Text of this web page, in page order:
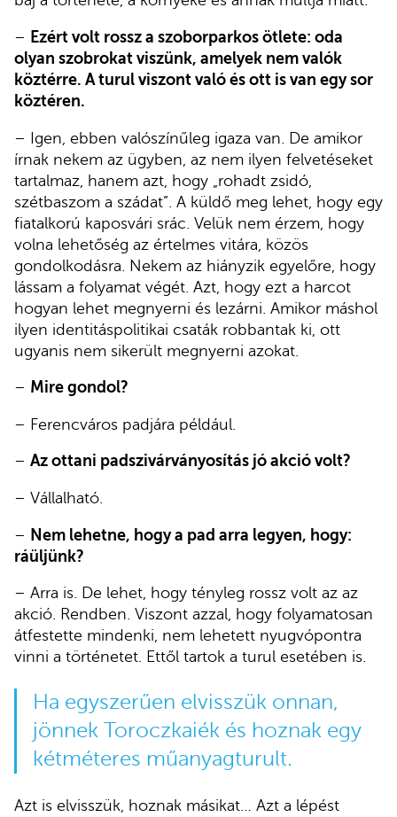
– Ezért volt rossz a szoborparkos ötlete: oda
olyan szobrokat viszünk, amelyek nem valók
köztérre. A turul viszont való és ott is van egy sor
köztéren.
– Igen, ebben valószínűleg igaza van. De amikor
írnak nekem az ügyben, az nem ilyen felvetéseket
tartalmaz, hanem azt, hogy „rohadt zsidó,
szétbaszom a szádat”. A küldő meg lehet, hogy egy
fiatalkorú kaposvári srác. Velük nem érzem, hogy
volna lehetőség az értelmes vitára, közös
gondolkodásra. Nekem az hiányzik egyelőre, hogy
lássam a folyamat végét. Azt, hogy ezt a harcot
hogyan lehet megnyerni és lezárni. Amikor máshol
ilyen identitáspolitikai csaták robbantak ki, ott
ugyanis nem sikerült megnyerni azokat.
– Mire gondol?
– Ferencváros padjára például.
– Az ottani padszivárványosítás jó akció volt?
– Vállalható.
– Nem lehetne, hogy a pad arra legyen, hogy:
ráüljünk?
– Arra is. De lehet, hogy tényleg rossz volt az az
akció. Rendben. Viszont azzal, hogy folyamatosan
átfestette mindenki, nem lehetett nyugvópontra
vinni a történetet. Ettől tartok a turul esetében is.
Ha egyszerűen elvisszük onnan,
jönnek Toroczkaiék és hoznak egy
kétméteres műanyagturult.
Azt is elvisszük, hoznak másikat… Azt a lépést